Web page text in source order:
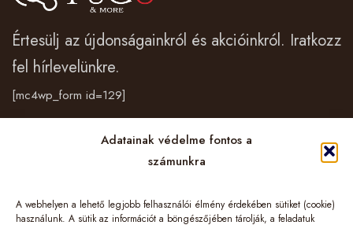
Adatainak védelme fontos a
számunkra
A webhelyen a lehető legjobb felhasználói élmény érdekében sütiket (cookie)
használunk. A sütik az információt a böngészőjében tárolják, a feladatuk
Értesülj az újdonságainkról és akcióinkról. Iratkozz
fel hírlevelünkre.
[mc4wp_form id=129]